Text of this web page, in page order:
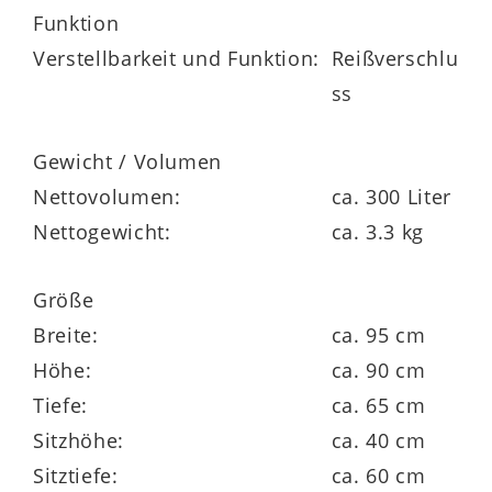
wird, überzeugt durch brillante Farben,
hohe Pflegeleichtigkeit und
Der komfortable Sitzsack mit nahtloser
Polysterolkügelchen gefüllt und bietet in
einer kleinen Seitentasche Stauraum für
Kleinigkeiten. Der gemütliche Sessel hat
eine Größe von ca.
95 x 90 x 65 cm
(BxHxT) und ist damit für Körpergrößen
von ca. 140 bis 200 cm ideal geeignet.
Funktion
Verstellbarkeit und Funktion: Reißverschlu
ss
Gewicht / Volumen
Nettovolumen:
ca. 300 Liter
Nettogewicht:
ca. 3.3 kg
Größe
Breite:
ca. 95 cm
Höhe:
ca. 90 cm
Tiefe:
ca. 65 cm
Sitzhöhe:
ca. 40 cm
Sitztiefe:
ca. 60 cm